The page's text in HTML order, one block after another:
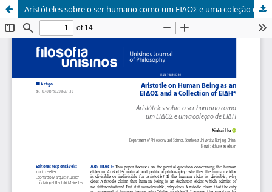
Aristóteles sobre o ser humano como um ΕΙΔΟΣ e uma coleção de ΕΙΔH